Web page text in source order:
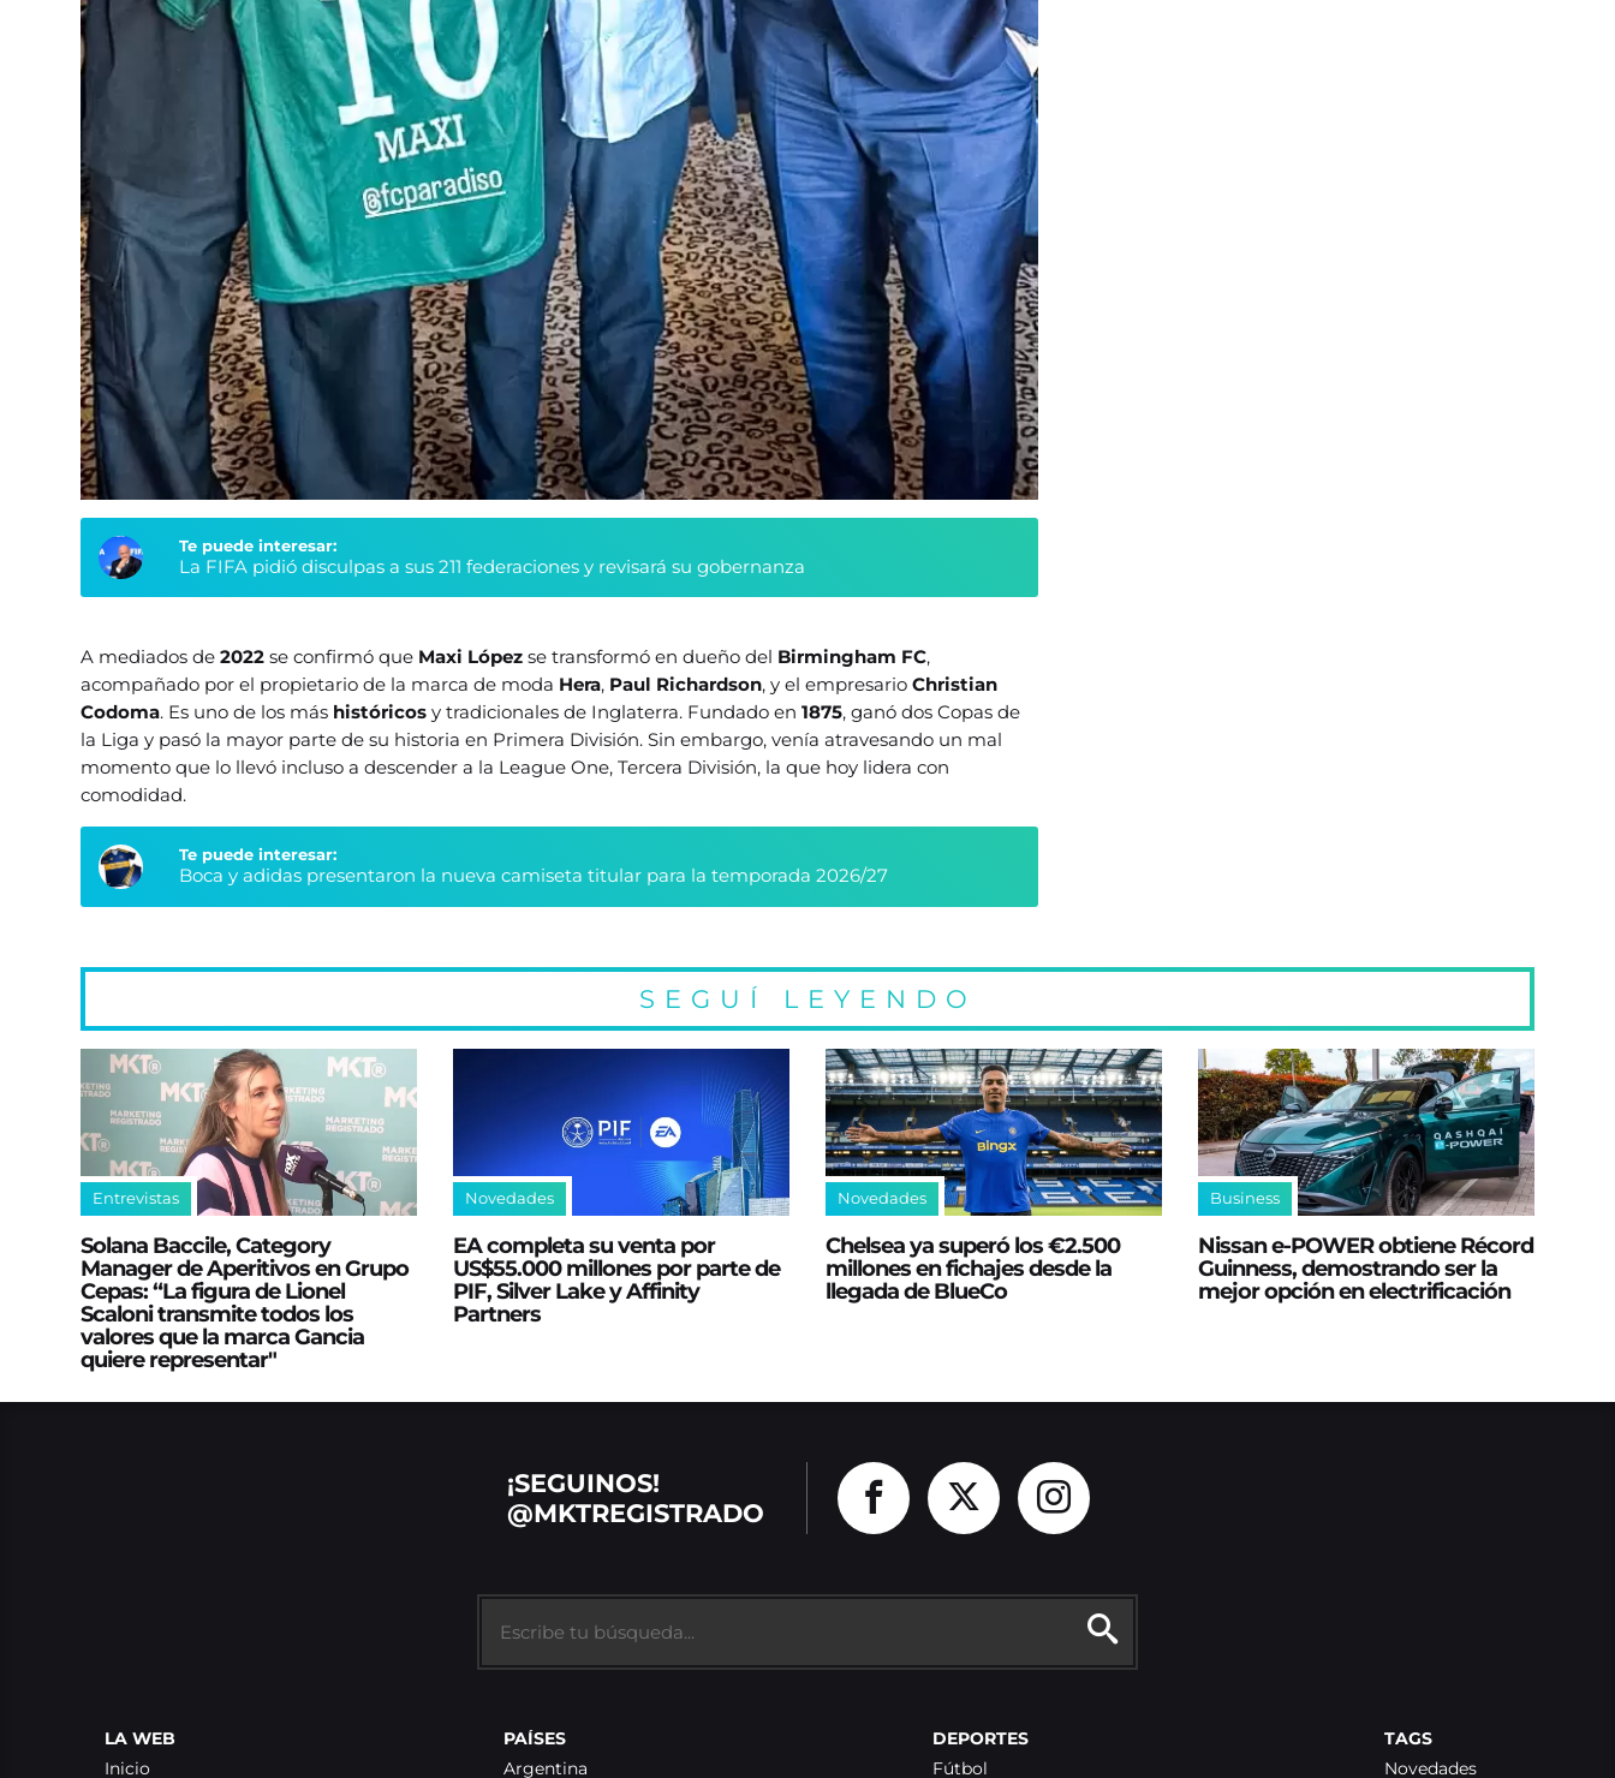
Te puede interesar:
La FIFA pidió disculpas a sus 211 federaciones y revisará su gobernanza
A mediados de2022se confirmó que Maxi Lópezse transformó en dueño del Birmingham FC,
acompañado por el propietario de la marca de moda Hera, Paul Richardson, y el empresarioChristian
Codoma. Es uno de los más históricosy tradicionales de Inglaterra. Fundado en1875, ganó dos Copas de
la Liga y pasó la mayor parte de su historia en Primera División. Sin embargo, venía atravesando un mal
momento que lo llevó incluso a descender a la League One, Tercera División, la que hoy lidera con
comodidad.
Te puede interesar:
Boca y adidas presentaron la nueva camiseta titular para la temporada 2026/27
SEGUÍ LEYENDO
Entrevistas
Solana Baccile, Category
Manager de Aperitivos en Grupo
Cepas: “La figura de Lionel
Scaloni transmite todos los
valores que la marca Gancia
quiere representar"
Novedades
EA completa su venta por
US$55.000 millones por parte de
PIF, Silver Lake y Affinity
Partners
Novedades
Chelsea ya superó los €2.500
millones en fichajes desde la
llegada de BlueCo
Business
Nissan e‑POWER obtiene Récord
Guinness, demostrando ser la
mejor opción en electrificación
¡SEGUINOS!
@MKTREGISTRADO
LA WEB
Inicio
PAÍSES
Argentina
DEPORTES
Fútbol
TAGS
Novedades